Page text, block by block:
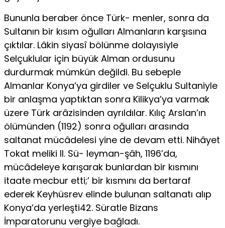
Bununla beraber önce Türk- menler, sonra da
Sultanın bir kısım oğulları Almanların karşısına
çıktılar. Lâkin siyasî bölünme dolayısiyle
Selçuklular için büyük Alman ordusunu
durdurmak mümkün değildi. Bu sebeple
Almanlar Konya’ya girdiler ve Selçuklu Sultaniyle
bir anlaşma yaptıktan sonra Kilikya’ya varmak
üzere Türk arâzisinden ayrıldılar. Kılıç Arslan’ın
ölümünden (1192) sonra oğulları arasında
saltanat mücâdelesi yine de devam etti. Nihâyet
Tokat meliki II. Sü- leyman-şâh, 1196’da,
mücâdeleye karışarak bunlardan bir kısmını
itaate mecbur etti;’ bir kısmını da bertaraf
ederek Keyhüsrev elinde bulunan saltanatı alıp
Konya’da yerleşti42. Süratle Bizans
İmparatorunu vergiye bağladı.